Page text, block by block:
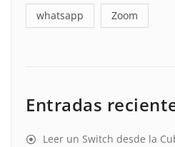
whatsapp Zoom
Entradas
Leer un Switch desde la